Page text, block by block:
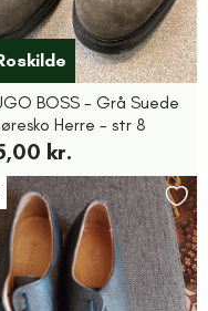
BOSS - Grå Suede
Herre - str 8
kr.